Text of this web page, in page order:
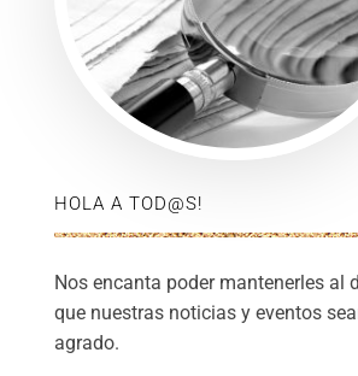
HOLA A TOD@S!
Nos encanta poder mantenerles al
que nuestras noticias y eventos
agrado.